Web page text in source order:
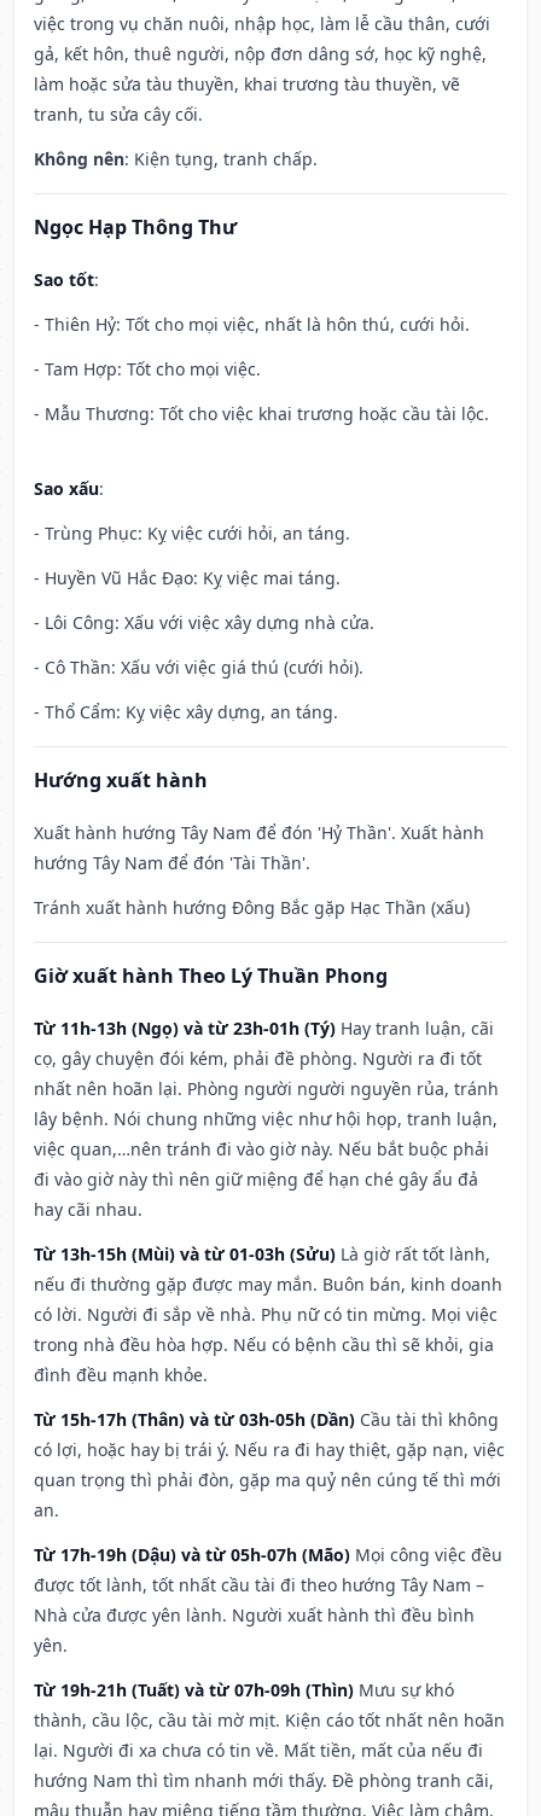
việc trong vụ chăn nuôi, nhập học, làm lễ cầu thân, cưới
gả, kết hôn, thuê người, nộp đơn dâng sớ, học kỹ nghệ,
làm hoặc sửa tàu thuyền, khai trương tàu thuyền, vẽ
tranh, tu sửa cây cối.
Không nên: Kiện tụng, tranh chấp.
Ngọc Hạp Thông Thư
Sao tốt:
- Thiên Hỷ: Tốt cho mọi việc, nhất là hôn thú, cưới hỏi.
- Tam Hợp: Tốt cho mọi việc.
- Mẫu Thương: Tốt cho việc khai trương hoặc cầu tài lộc.
Sao xấu:
- Trùng Phục: Kỵ việc cưới hỏi, an táng.
- Huyền Vũ Hắc Đạo: Kỵ việc mai táng.
- Lôi Công: Xấu với việc xây dựng nhà cửa.
- Cô Thần: Xấu với việc giá thú (cưới hỏi).
- Thổ Cẩm: Kỵ việc xây dựng, an táng.
Hướng xuất hành
Xuất hành hướng Tây Nam để đón 'Hỷ Thần'. Xuất hành
hướng Tây Nam để đón 'Tài Thần'.
Tránh xuất hành hướng Đông Bắc gặp Hạc Thần (xấu)
Giờ xuất hành Theo Lý Thuần Phong
Từ 11h-13h (Ngọ) và từ 23h-01h (Tý) Hay tranh luận, cãi
cọ, gây chuyện đói kém, phải đề phòng. Người ra đi tốt
nhất nên hoãn lại. Phòng người người nguyền rủa, tránh
lây bệnh. Nói chung những việc như hội họp, tranh luận,
việc quan,…nên tránh đi vào giờ này. Nếu bắt buộc phải
đi vào giờ này thì nên giữ miệng để hạn ché gây ẩu đả
hay cãi nhau.
Từ 13h-15h (Mùi) và từ 01-03h (Sửu) Là giờ rất tốt lành,
nếu đi thường gặp được may mắn. Buôn bán, kinh doanh
có lời. Người đi sắp về nhà. Phụ nữ có tin mừng. Mọi việc
trong nhà đều hòa hợp. Nếu có bệnh cầu thì sẽ khỏi, gia
đình đều mạnh khỏe.
Từ 15h-17h (Thân) và từ 03h-05h (Dần) Cầu tài thì không
có lợi, hoặc hay bị trái ý. Nếu ra đi hay thiệt, gặp nạn, việc
quan trọng thì phải đòn, gặp ma quỷ nên cúng tế thì mới
an.
Từ 17h-19h (Dậu) và từ 05h-07h (Mão) Mọi công việc đều
được tốt lành, tốt nhất cầu tài đi theo hướng Tây Nam –
Nhà cửa được yên lành. Người xuất hành thì đều bình
yên.
Từ 19h-21h (Tuất) và từ 07h-09h (Thìn) Mưu sự khó
thành, cầu lộc, cầu tài mờ mịt. Kiện cáo tốt nhất nên hoãn
lại. Người đi xa chưa có tin về. Mất tiền, mất của nếu đi
hướng Nam thì tìm nhanh mới thấy. Đề phòng tranh cãi,
mâu thuẫn hay miệng tiếng tầm thường. Việc làm chậm,